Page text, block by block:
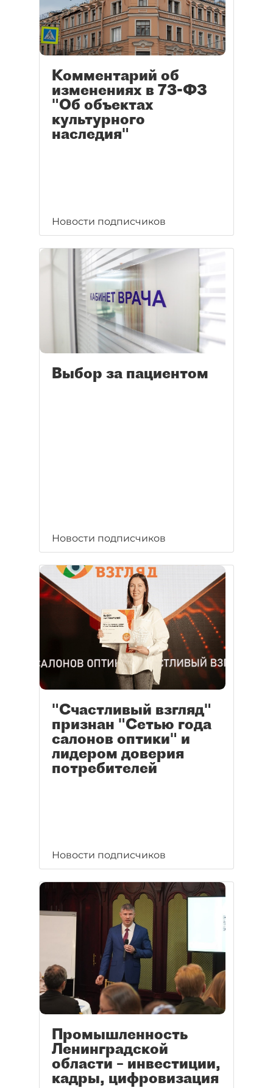
Комментарий об
изменениях в 73-ФЗ
"Об объектах
культурного
наследия"
Новости подписчиков
Выбор за пациентом
Новости подписчиков
"Счастливый взгляд"
признан "Сетью года
салонов оптики" и
лидером доверия
потребителей
Новости подписчиков
Промышленность
Ленинградской
области – инвестиции,
кадры, цифровизация